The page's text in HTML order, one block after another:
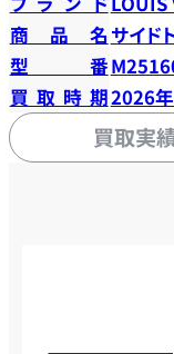
商品名 サイド
型番
買取時期2026
買取実